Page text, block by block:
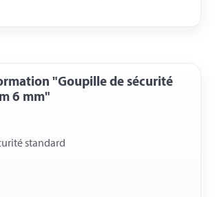
"Goupille de sécurité
6 mm"
standard